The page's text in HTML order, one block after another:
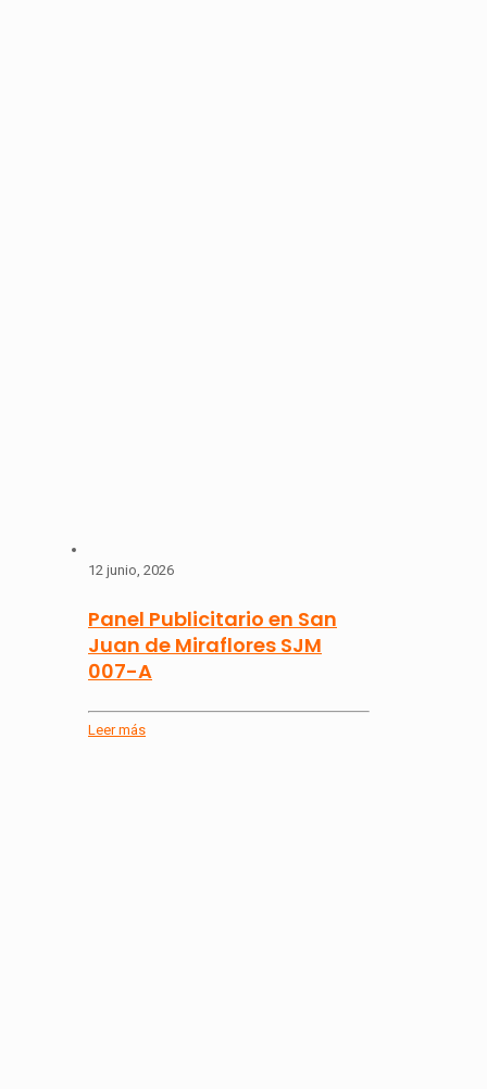
12 junio, 2026
Panel Publicitario en San
Juan de Miraflores SJM
007-A
Leer más